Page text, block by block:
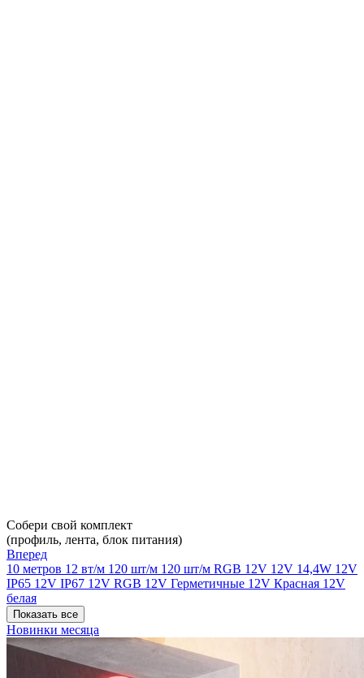
Собери свой комплект
(профиль, лента, блок питания)
Вперед
10 метров 12 вт/м 120 шт/м 120 шт/м RGB 12V 12V 14,4W 12V
IP65 12V IP67 12V RGB 12V Герметичные 12V Красная 12V
белая
Показать все
Новинки месяца